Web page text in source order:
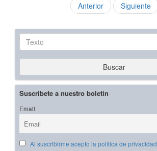
Anterior Siguiente
Texto
Buscar
Suscríbete a nuestro boletín
Email
Al suscribirme acepto la política de privacidad